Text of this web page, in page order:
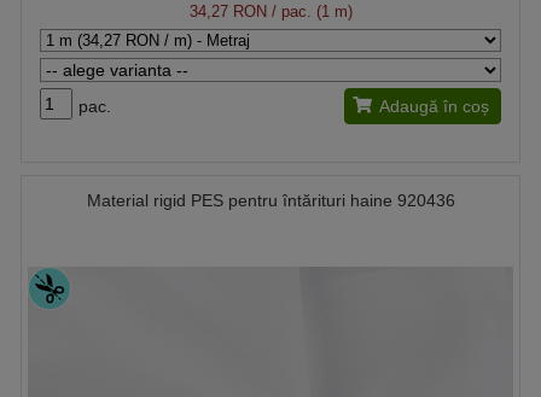
34,27 RON/ pac. (1 m)
pac. Adaugă în coș
Material rigid PES pentru întărituri haine 920436